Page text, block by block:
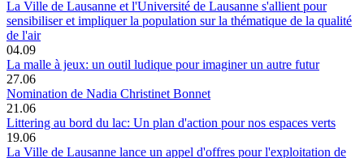
La Ville de Lausanne et l'Université de Lausanne s'allient pour
sensibiliser et impliquer la population sur la thématique de la qualité
de l'air
04.09
La malle à jeux: un outil ludique pour imaginer un autre futur
27.06
Nomination de Nadia Christinet Bonnet
21.06
Littering au bord du lac: Un plan d'action pour nos espaces verts
19.06
La Ville de Lausanne lance un appel d'offres pour l'exploitation de